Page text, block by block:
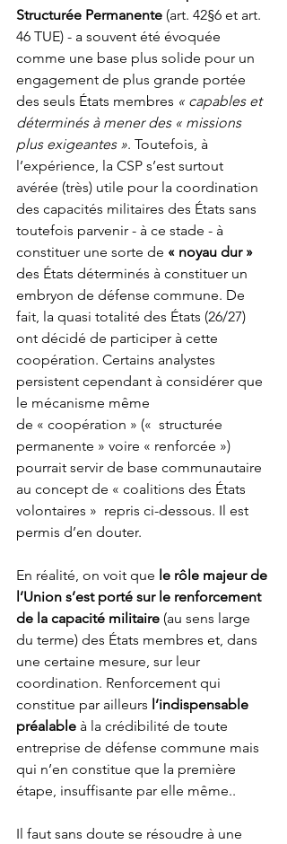
Structurée Permanente (art. 42§6 et art.
46 TUE) - a souvent été évoquée
comme une base plus solide pour un
engagement de plus grande portée
des seuls États membres « capables et
déterminés à mener des « missions
plus exigeantes ». Toutefois, à
l’expérience, la CSP s’est surtout
avérée (très) utile pour la coordination
des capacités militaires des États sans
toutefois parvenir - à ce stade - à
constituer une sorte de « noyau dur »
des États déterminés à constituer un
embryon de défense commune. De
fait, la quasi totalité des États (26/27)
ont décidé de participer à cette
coopération. Certains analystes
persistent cependant à considérer que
le mécanisme même
de « coopération » («  structurée
permanente » voire « renforcée »)
pourrait servir de base communautaire
au concept de « coalitions des États
volontaires »  repris ci-dessous. Il est
permis d’en douter.
En réalité, on voit que le rôle majeur de
l’Union s’est porté sur le renforcement
de la capacité militaire (au sens large
du terme) des États membres et, dans
une certaine mesure, sur leur
coordination. Renforcement qui
constitue par ailleurs l’indispensable
préalable à la crédibilité de toute
entreprise de défense commune mais
qui n’en constitue que la première
étape, insuffisante par elle même..
Il faut sans doute se résoudre à une